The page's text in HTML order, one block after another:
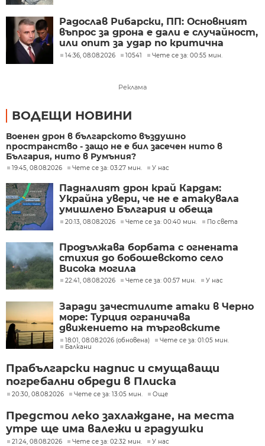
Радослав Рибарски, ПП: Основният
въпрос за дрона е дали е случайност,
или опит за удар по критична
инфраструктура
14:36, 08.08.2026 10541 Чете се за: 00:55 мин.
Реклама
ВОДЕЩИ НОВИНИ
Военен дрон в българското въздушно
пространство - защо не е бил засечен нито в
България, нито в Румъния?
19:45, 08.08.2026 Чете се за: 03:27 мин. У нас
Падналият дрон край Кардам:
Украйна увери, че не е атакувала
умишлено България и обеща
разследване
20:13, 08.08.2026 Чете се за: 00:40 мин. По света
Продължава борбата с огнената
стихия до бобошевското село
Висока могила
22:41, 08.08.2026 Чете се за: 00:57 мин. У нас
Заради зачестилите атаки в Черно
море: Турция ограничава
движението на търговските
кораби
18:01, 08.08.2026 (обновена)
Чете се за: 01:05 мин.
Балкани
Прабългарски надпис и смущаващи
погребални обреди в Плиска
20:30, 08.08.2026 Чете се за: 13:05 мин. Още
Предстои леко захлаждане, на места
утре ще има валежи и градушки
21:24, 08.08.2026 Чете се за: 02:32 мин. У нас